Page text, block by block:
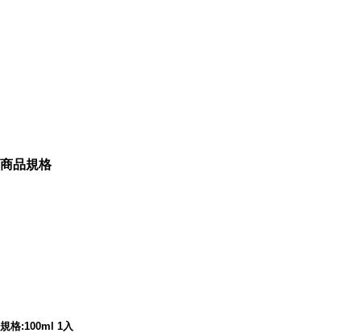
= https://tw.buy.yahoo.com/gdsale/gdsale.asp?
商品規格
規格:100ml 1入